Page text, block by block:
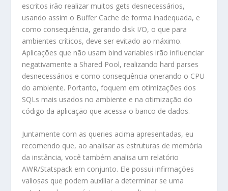
escritos irão realizar muitos gets desnecessários,
usando assim o Buffer Cache de forma inadequada, e
como consequência, gerando disk I/O, o que para
ambientes críticos, deve ser evitado ao máximo.
Aplicações que não usam bind variables irão influenciar
negativamente a Shared Pool, realizando hard parses
desnecessários e como consequência onerando o CPU
do ambiente. Portanto, foquem em otimizações dos
SQLs mais usados no ambiente e na otimização do
código da aplicação que acessa o banco de dados.
Juntamente com as queries acima apresentadas, eu
recomendo que, ao analisar as estruturas de memória
da instância, você também analisa um relatório
AWR/Statspack em conjunto. Ele possui infirmações
valiosas que podem auxiliar a determinar se uma